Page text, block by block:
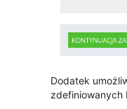
Dodatek
zdefiniowanych